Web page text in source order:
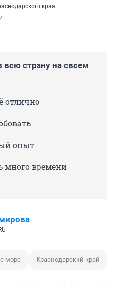
края
всю страну на своем
отлично
опыт
много времени
море Краснодарский край